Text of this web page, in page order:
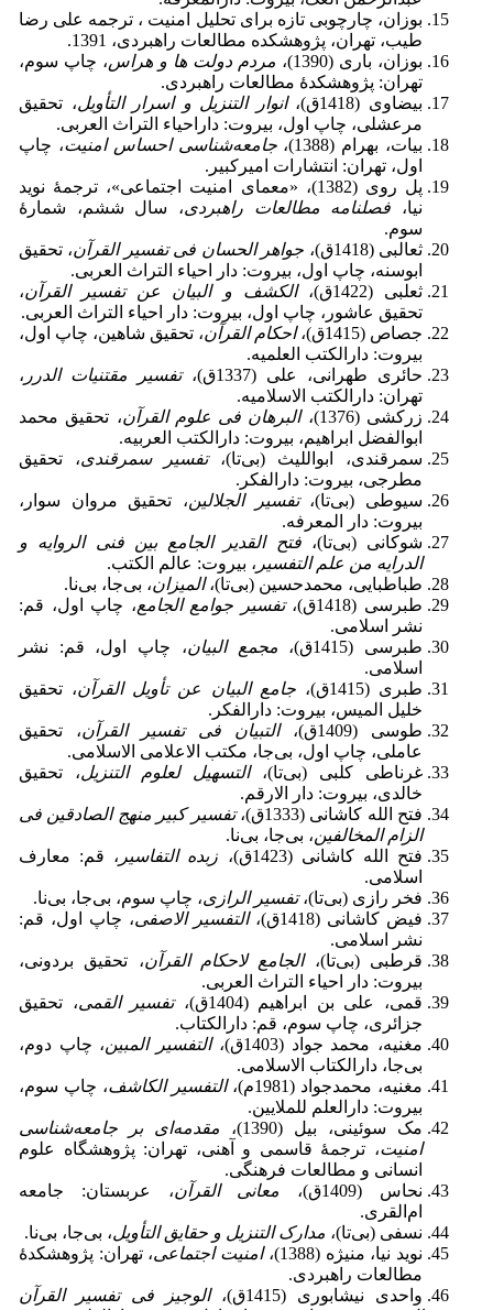
بوزان، چارچوبی تازه برای تحلیل امنیت ، ترجمه علی رضا
طیب، تهران، پژوهشکده مطالعات راهبردی، 1391.
بوزان، باری (1390)،
مردم دولت ها و هراس، چاپ سوم،
تهران: پژوهشکدۀ مطالعات راهبردی.
بیضاوی (1418ق)،
انوار التنزیل و اسرار التأویل، تحقیق
مرعشلی، چاپ اول، بیروت: داراحیاء التراث العربی.
بیات، بهرام (1388)،
جامعه‌شناسی احساس امنیت، چاپ
اول، تهران: انتشارات امیرکبیر.
پل روی (1382)، «معمای امنیت اجتماعی»، ترجمۀ نوید
نیا، فصلنامه مطالعات راهبردی، سال ششم، شمارۀ
سوم.
ثعالبی (1418ق)،
جواهر الحسان فی تفسیر القرآن، تحقیق
ابوسنه، چاپ اول، بیروت: دار احیاء التراث العربی.
ثعلبی (1422ق)،
الکشف و البیان عن تفسیر القرآن،
تحقیق عاشور، چاپ اول، بیروت: دار احیاء التراث العربی.
جصاص (1415ق)،
احکام القرآن، تحقیق شاهین، چاپ اول،
بیروت: دارالکتب العلمیه.
حائری طهرانی، علی (1337ق)،
تفسیر مقتنیات الدرر ،
تهران: دارالکتب الاسلامیه.
زرکشی (1376)،
البرهان فی علوم القرآن، تحقیق محمد
ابوالفضل ابراهیم، بیروت: دارالکتب العربیه.
سمرقندی، ابواللیث (بی‌تا)،تفسیر سمرقندی، تحقیق
مطرجی، بیروت: دارالفکر.
سیوطی (بی‌تا)،تفسیر الجلالین، تحقیق مروان سوار،
بیروت: دار المعرفه.
شوکانی (بی‌تا)،فتح القدیر الجامع بین فنی الروایه و
الدرایه من علم التفسیر ، بیروت: عالم الکتب.
طباطبایی، محمدحسین (بی‌تا)،المیزان، بی‌جا، بی‌نا.
طبرسی (1418ق)،
تفسیر جوامع الجامع، چاپ اول، قم:
نشر اسلامی.
طبرسی (1415ق)،
مجمع البیان، چاپ اول، قم: نشر
اسلامی.
طبری (1415ق)،
جامع البیان عن تأویل القرآن، تحقیق
خلیل المیس، بیروت: دارالفکر.
طوسی (1409ق)،
التبیان فی تفسیر القرآن، تحقیق
عاملی، چاپ اول، بی‌جا، مکتب الاعلامی الاسلامی.
غرناطی کلبی (بی‌تا)،التسهیل لعلوم التنزیل، تحقیق
خالدی، بیروت: دار الارقم.
فتح الله کاشانی (1333ق)،
تفسیر کبیر منهج الصادقین فی
الزام المخالفین، بی‌جا، بی‌نا.
فتح الله کاشانی (1423ق)،
زبده التفاسیر ، قم: معارف
اسلامی.
فخر رازی (بی‌تا)،تفسیر الرازی، چاپ سوم، بی‌جا، بی‌نا.
فیض کاشانی (1418ق)،
التفسیر الاصفی، چاپ اول، قم:
نشر اسلامی.
قرطبی (بی‌تا)،الجامع لاحکام القرآن، تحقیق بردونی،
بیروت: دار احیاء التراث العربی.
قمی، علی بن ابراهیم (1404ق)،
تفسیر القمی، تحقیق
جزائری، چاپ سوم، قم: دارالکتاب.
مغنیه، محمد جواد (1403ق)،
التفسیر المبین، چاپ دوم،
بی‌جا، دارالکتاب الاسلامی.
مغنیه، محمدجواد (1981م)،
التفسیر الکاشف، چاپ سوم،
بیروت: دارالعلم للملایین.
مک سوئینی، بیل (1390)،
مقدمه‌ای بر جامعه‌شناسی
امنیت، ترجمۀ قاسمی و آهنی، تهران: پژوهشگاه علوم
انسانی و مطالعات فرهنگی.
نحاس (1409ق)،
معانی القرآن، عربستان: جامعه
ام‌القری.
نسفی (بی‌تا)، مدارک التنزیل و حقایق التأویل، بی‌جا، بی‌نا.
نوید نیا، منیژه (1388)،
امنیت اجتماعی، تهران: پژوهشکدۀ
مطالعات راهبردی.
واحدی نیشابوری (1415ق)،
الوجیز فی تفسیر القرآن